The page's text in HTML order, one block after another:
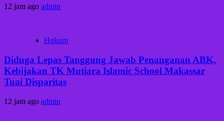
12 jam ago admin
Hukum
Diduga Lepas Tanggung Jawab Penanganan ABK,
Kebijakan TK Mutiara Islamic School Makassar
Tuai Disparitas
12 jam ago admin